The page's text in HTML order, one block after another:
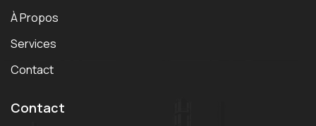
À Propos
Services
Contact
Contact